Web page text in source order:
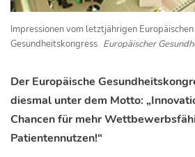
Impressionen vom letztjährigen Europäischen
Gesundheitskongress Europäischer
Der Europäische
diesmal unter dem Motto:
Chancen für mehr
Patientennutzen!“